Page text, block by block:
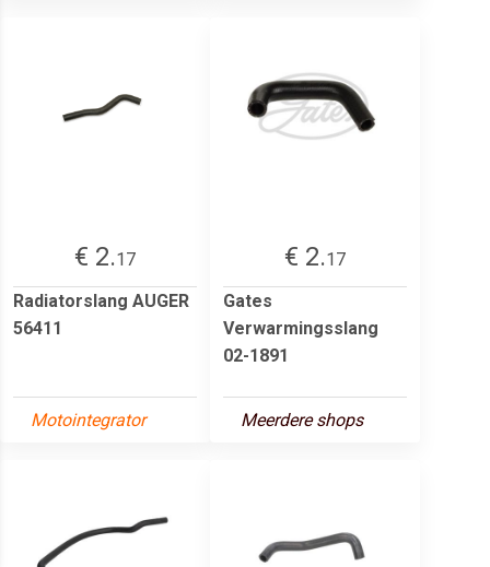
€ 2.17
Radiatorslang AUGER
56411
Motointegrator
€ 2.17
Gates
Verwarmingsslang
02-1891
Meerdere shops